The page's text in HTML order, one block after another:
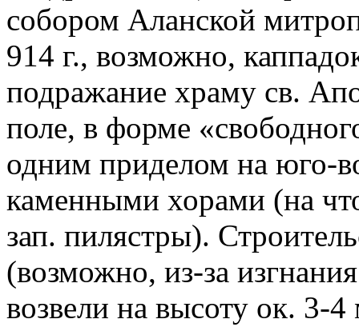
собором Аланской
914 г., возможно,
подражание храму св.
поле, в форме
одним приделом на юго-
каменными хорами (на
зап. пилястры).
(возможно, из-за
возвели на высоту ок. 3-